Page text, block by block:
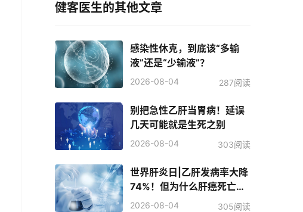
健客医生的其他文章
感染性休克，到底该“多输
液”还是“少输液”？
2026-08-04 287阅读
别把急性乙肝当胃病！延误
几天可能就是生死之别
2026-08-04 303阅读
世界肝炎日|乙肝发病率大降
74%！但为什么肝癌死亡人
数反而增加了？
2026-08-04 305阅读